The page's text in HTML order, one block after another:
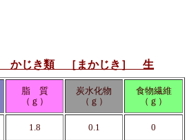
かじき類 ［まかじき］ 生
脂 質
（ｇ）
炭水化物
（ｇ）
食物繊維
（ｇ）
1.8 0.1 0